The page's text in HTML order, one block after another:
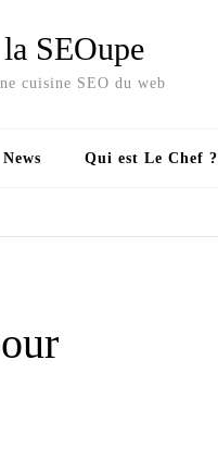
SEOupe
cuisine SEO du web
News Qui est Le Chef ?